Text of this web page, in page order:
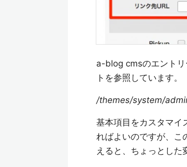
a-blog cmsのエントリ
トを参照しています。
/themes/system/
基本項目をカスタマ
ればよいのですが、こ
えると、ちょっとした